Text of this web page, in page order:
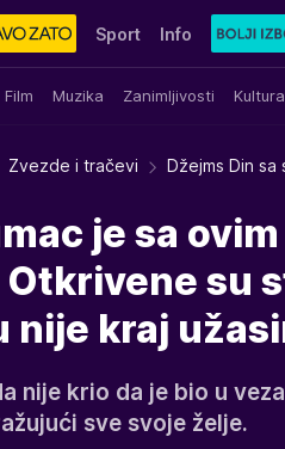
Sport Info
Film Muzika Zanimljivosti Kultura
Zvezde i tračevi Džejms Din
je sa
su
nije kraj
nije krio da je bio u
sve svoje želje.